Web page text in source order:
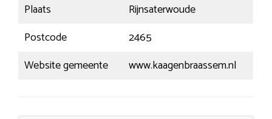
Plaats
Rijnsaterwoude
Postcode
2465
Website gemeente
www.kaagenbraassem.nl